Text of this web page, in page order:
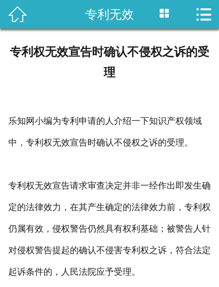
 首页
政策法规
资讯中心
 专利无效  
专利权无效宣告时确认不侵权之诉的受
理
乐知网小编为专利申请的人介绍一下知识产权领域
中，专利权无效宣告时确认不侵权之诉的受理。
专利权无效宣告请求审查决定并非一经作出即发生确
定的法律效力，在其产生确定的法律效力前，专利权
仍属有效，侵权警告仍然具有权利基础；被警告人针
对侵权警告提起的确认不侵害专利权之诉，符合法定
起诉条件的，人民法院应予受理。